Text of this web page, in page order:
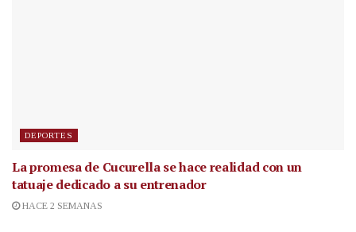
DEPORTES
La promesa de Cucurella se hace realidad con un
tatuaje dedicado a su entrenador
HACE 2 SEMANAS